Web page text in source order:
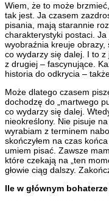
Wiem, że to może
tak jest. Ja czasem
pisania, mają starannie
charakterystyki postaci.
wyobraźnia kreuje obrazy,
co wydarzy się dalej. I to
z drugiej – fascynujące.
historia do odkrycia –
Może dlatego czasem
dochodzę do „martwego
co wydarzy się dalej.
nieokreślony. Nie pisuje
wyrabiam z terminem
skończyłem na czas
umiem pisać. Zawsze
które czekają na „ten
głowie ciąg dalszy.
Ile w głównym